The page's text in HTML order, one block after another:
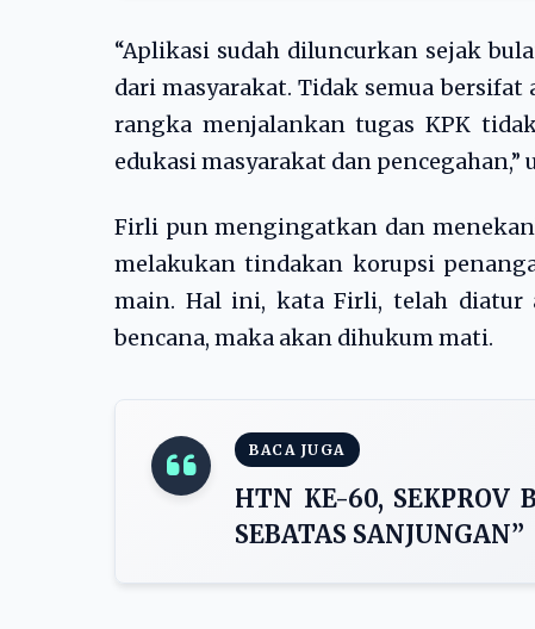
“Aplikasi sudah diluncurkan sejak
dari masyarakat. Tidak semua
rangka menjalankan tugas KPK
edukasi masyarakat dan pencegahan,”
Firli pun mengingatkan dan
melakukan tindakan korupsi
main. Hal ini, kata Firli, telah diatur
bencana, maka akan dihukum mati.
BACA JUGA
HTN KE-60, SEKPROV
SEBATAS SANJUNGAN”